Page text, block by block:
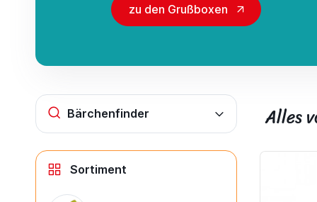
zu den Grußboxen
Bärchenfinder
Sortiment
Alles